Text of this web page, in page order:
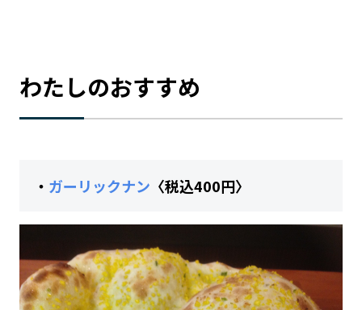
わたしのおすすめ
・ ガーリックナン 〈税込400円〉